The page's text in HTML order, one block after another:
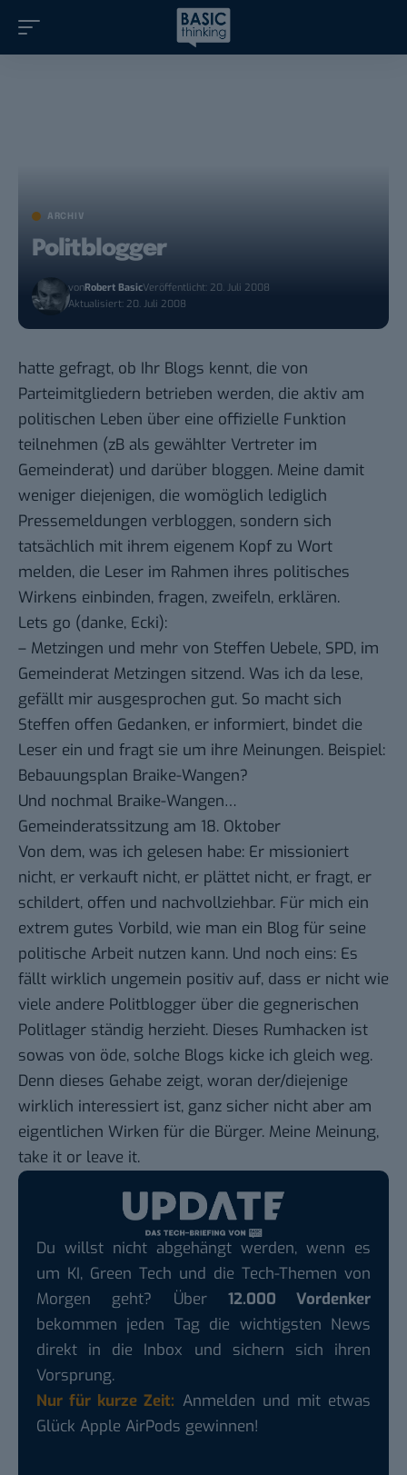
ARCHIV
Politblogger
vonRobert BasicVeröffentlicht: 20. Juli 2008
Aktualisiert: 20. Juli 2008
hatte gefragt, ob Ihr Blogs kennt, die von
Parteimitgliedern betrieben werden, die aktiv am
politischen Leben über eine offizielle Funktion
teilnehmen (zB als gewählter Vertreter im
Gemeinderat) und darüber bloggen. Meine damit
weniger diejenigen, die womöglich lediglich
Pressemeldungen verbloggen, sondern sich
tatsächlich mit ihrem eigenem Kopf zu Wort
melden, die Leser im Rahmen ihres politisches
Wirkens einbinden, fragen, zweifeln, erklären.
Lets go (danke, Ecki):
– Metzingen und mehr von Steffen Uebele, SPD, im
Gemeinderat Metzingen sitzend. Was ich da lese,
gefällt mir ausgesprochen gut. So macht sich
Steffen offen Gedanken, er informiert, bindet die
Leser ein und fragt sie um ihre Meinungen. Beispiel:
Bebauungsplan Braike-Wangen?
Und nochmal Braike-Wangen…
Gemeinderatssitzung am 18. Oktober
Von dem, was ich gelesen habe: Er missioniert
nicht, er verkauft nicht, er plättet nicht, er fragt, er
schildert, offen und nachvollziehbar. Für mich ein
extrem gutes Vorbild, wie man ein Blog für seine
politische Arbeit nutzen kann. Und noch eins: Es
fällt wirklich ungemein positiv auf, dass er nicht wie
viele andere Politblogger über die gegnerischen
Politlager ständig herzieht. Dieses Rumhacken ist
sowas von öde, solche Blogs kicke ich gleich weg.
Denn dieses Gehabe zeigt, woran der/diejenige
wirklich interessiert ist, ganz sicher nicht aber am
eigentlichen Wirken für die Bürger. Meine Meinung,
take it or leave it.
Du willst nicht abgehängt werden, wenn es
um KI, Green Tech und die Tech-Themen von
Morgen geht? Über 12.000 Vordenker
bekommen jeden Tag die wichtigsten News
direkt in die Inbox und sichern sich ihren
Vorsprung.
Nur für kurze Zeit: Anmelden und mit etwas
Glück Apple AirPods gewinnen!